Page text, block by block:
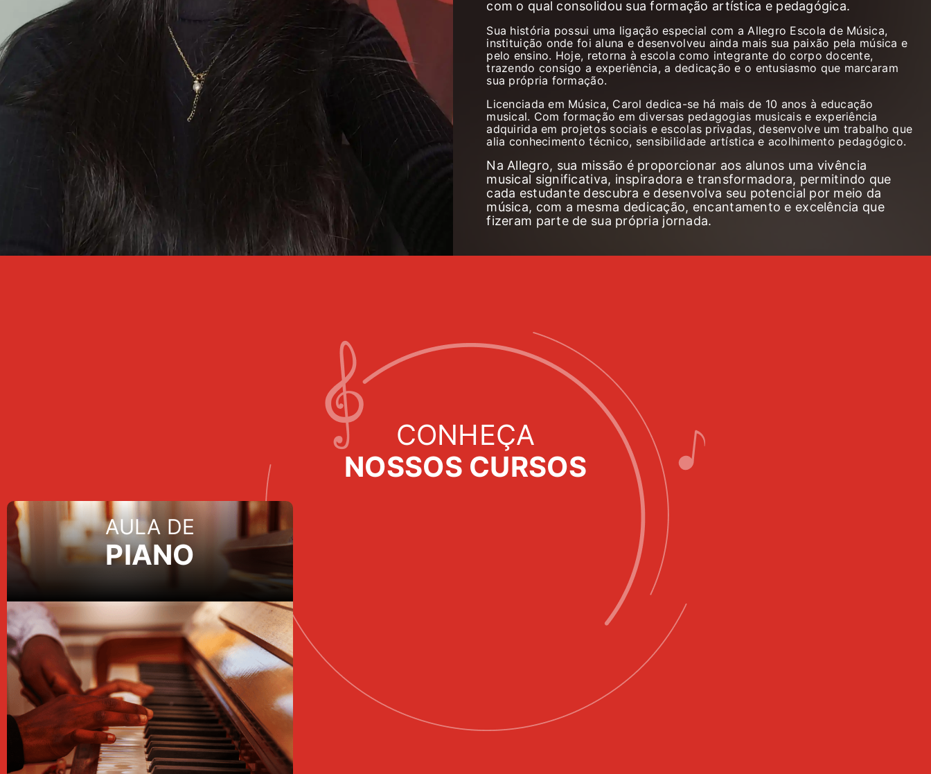
com o qual consolidou sua formação artística e pedagógica.
Sua história possui uma ligação especial com a Allegro Escola de Música,
instituição onde foi aluna e desenvolveu ainda mais sua paixão pela música e
pelo ensino. Hoje, retorna à escola como integrante do corpo docente,
trazendo consigo a experiência, a dedicação e o entusiasmo que marcaram
sua própria formação.
Licenciada em Música, Carol dedica-se há mais de 10 anos à educação
musical. Com formação em diversas pedagogias musicais e experiência
adquirida em projetos sociais e escolas privadas, desenvolve um trabalho que
alia conhecimento técnico, sensibilidade artística e acolhimento pedagógico.
Na Allegro, sua missão é proporcionar aos alunos uma vivência
musical significativa, inspiradora e transformadora, permitindo que
cada estudante descubra e desenvolva seu potencial por meio da
música, com a mesma dedicação, encantamento e excelência que
fizeram parte de sua própria jornada.
CONHEÇA
NOSSOS CURSOS
AULA DE
PIANO